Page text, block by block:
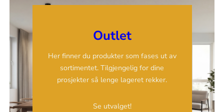
Outlet
Her finner du produkter som fases ut av
sortimentet. Tilgjengelig for dine
prosjekter så lenge lageret rekker.
Se utvalget!